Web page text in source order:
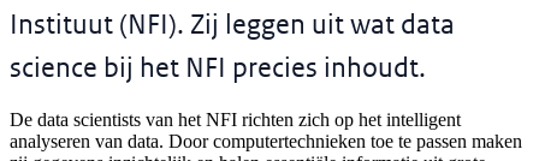
Instituut (NFI). Zij leggen uit wat data
science bij het NFI precies inhoudt.
De data scientists van het NFI richten zich op het intelligent
analyseren van data. Door computertechnieken toe te passen maken